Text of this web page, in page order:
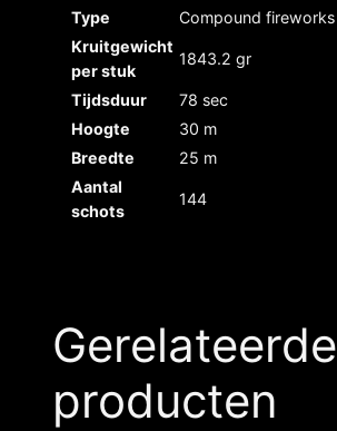
Type
Compound fireworks
Kruitgewicht
per stuk
1843.2 gr
Tijdsduur
78 sec
Hoogte
30 m
Breedte
25 m
Aantal
schots
144
Gerelateerde
producten